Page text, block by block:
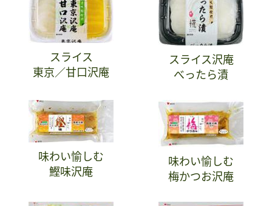
スライス
東京／甘口沢庵
スライス沢庵
べったら漬
味わい愉しむ
鰹味沢庵
味わい愉しむ
梅かつお沢庵